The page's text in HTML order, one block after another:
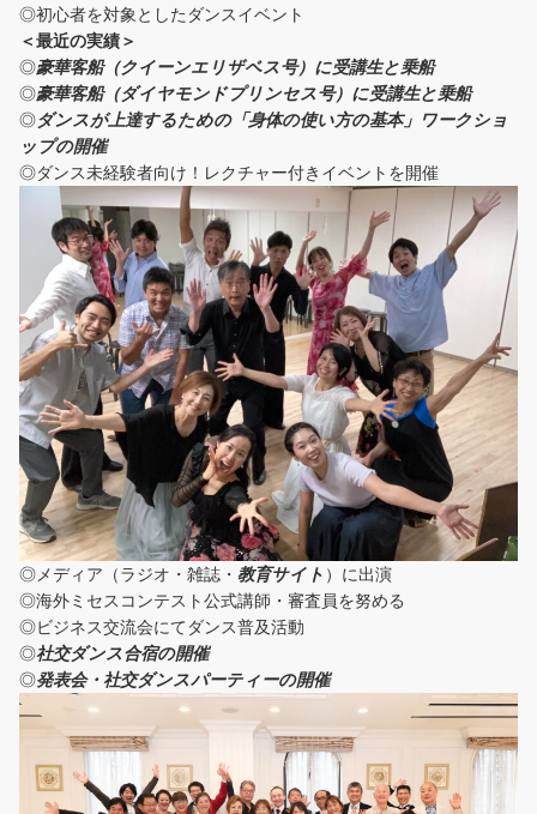
◎初心者を対象としたダンスイベント
＜最近の実績＞
◎豪華客船（クイーンエリザベス号）に受講生と乗船
◎豪華客船（ダイヤモンドプリンセス号）に受講生と乗船
◎ダンスが上達するための「身体の使い方の基本」ワークショ
ップの開催
◎ダンス未経験者向け！レクチャー付きイベントを開催
◎メディア（ラジオ・雑誌・ 教育サイト ）に出演
◎海外ミセスコンテスト公式講師・審査員を努める
◎ビジネス交流会にてダンス普及活動
◎社交ダンス合宿の開催
◎発表会・社交ダンスパーティーの開催